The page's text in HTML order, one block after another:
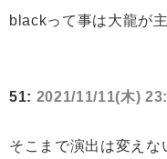
blackって事は大龍が
51: 2021/11/11(木)
そこまで演出は変えな